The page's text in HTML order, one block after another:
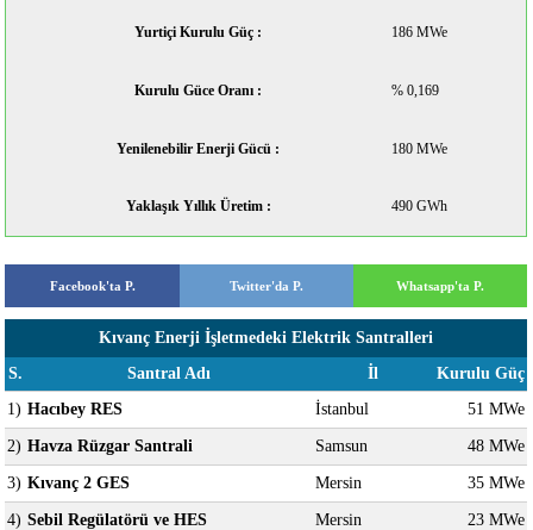
Yurtiçi Kurulu Güç : 186 MWe
Kurulu Güce Oranı : % 0,169
Yenilenebilir Enerji Gücü : 180 MWe
Yaklaşık Yıllık Üretim : 490 GWh
Facebook'ta P. Twitter'da P. Whatsapp'ta P.
Kıvanç Enerji İşletmedeki Elektrik Santralleri
S.
Santral Adı İl
Kurulu Güç
1) Hacıbey RES İstanbul 51 MWe
2) Havza Rüzgar Santrali Samsun 48 MWe
3) Kıvanç 2 GES Mersin 35 MWe
4) Sebil Regülatörü ve HES Mersin 23 MWe